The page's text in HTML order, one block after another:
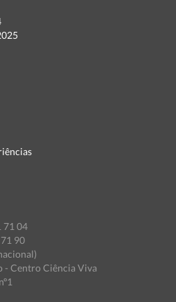
71 04
90
- Centro Ciência Viva